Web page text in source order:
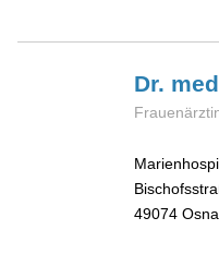
Dr.
49074